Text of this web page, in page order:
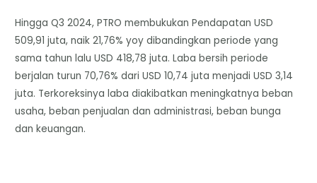
Hingga Q3 2024, PTRO membukukan Pendapatan USD
509,91 juta, naik 21,76% yoy dibandingkan periode yang
sama tahun lalu USD 418,78 juta. Laba bersih periode
berjalan turun 70,76% dari USD 10,74 juta menjadi USD 3,14
juta. Terkoreksinya laba diakibatkan meningkatnya beban
usaha, beban penjualan dan administrasi, beban bunga
dan keuangan.